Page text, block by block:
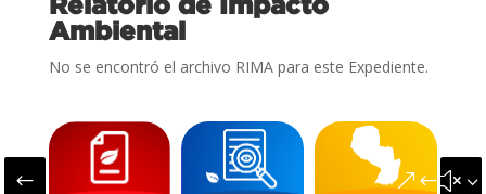
Ambiental
No se encontró el archivo RIMA para este Expediente.
#